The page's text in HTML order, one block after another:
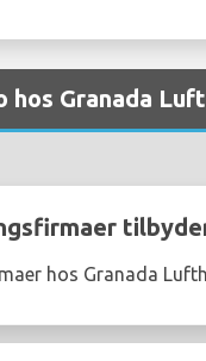
hos Granada
hos Granada